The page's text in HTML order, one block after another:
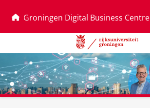
Groningen Digital Business Centre